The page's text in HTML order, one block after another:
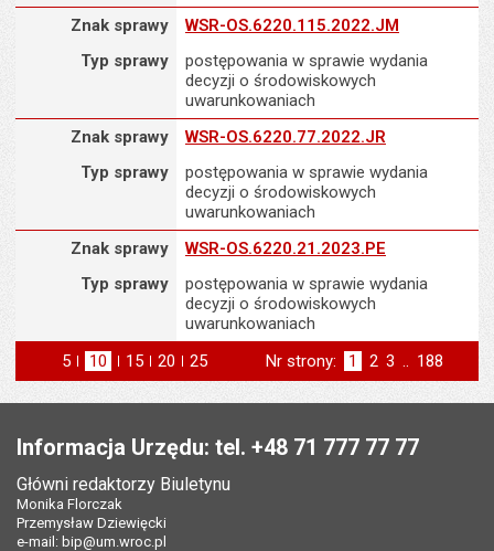
Znak sprawyZnak sprawy
WSR-OS.6220.115.2022.JM
Typ sprawy
postępowania w sprawie wydania
decyzji o środowiskowych
uwarunkowaniach
Znak sprawyZnak sprawy
WSR-OS.6220.77.2022.JR
Typ sprawy
postępowania w sprawie wydania
decyzji o środowiskowych
uwarunkowaniach
Znak sprawyZnak sprawy
WSR-OS.6220.21.2023.PE
Typ sprawy
postępowania w sprawie wydania
decyzji o środowiskowych
uwarunkowaniach
5 elementów na stronie
10 elementów
na stronie
15 elementów
na stronie
20 elementów
na stronie
25 elementów
na stronie
Nr strony: Strona
1 Strona
2 Strona
3 .. Strona
188
Informacja Urzędu: tel. +48 71 777 77 77
Główni redaktorzy Biuletynu
Monika Florczak
Przemysław Dziewięcki
e-mail: bip@um.wroc.pl